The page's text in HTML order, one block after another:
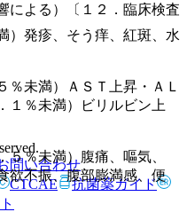
による）〔１２．臨床検査
発疹、そう痒、紅斑、水
未満）ＡＳＴ上昇・ＡＬ
１％未満）ビリルビン上
％未満）腹痛、嘔気、
欲不振、腹部膨満感、便
問い合わせ
CTCAE
抗菌薬ガイド